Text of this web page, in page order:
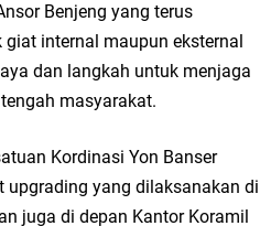
Negoro Sambut Tahun Baru Islam
Riduan Sampaikan Doa dan Harapan di
Benjeng yang terus
internal maupun eksternal
dan langkah untuk menjaga
masyarakat.
Kordinasi Yon Banser
upgrading yang dilaksanakan di
juga di depan Kantor Koramil